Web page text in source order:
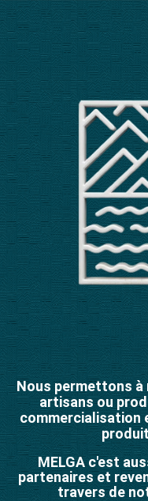
Nous permettons à
artisans ou
commercialisation
MELGA c'est
partenaires et
travers de